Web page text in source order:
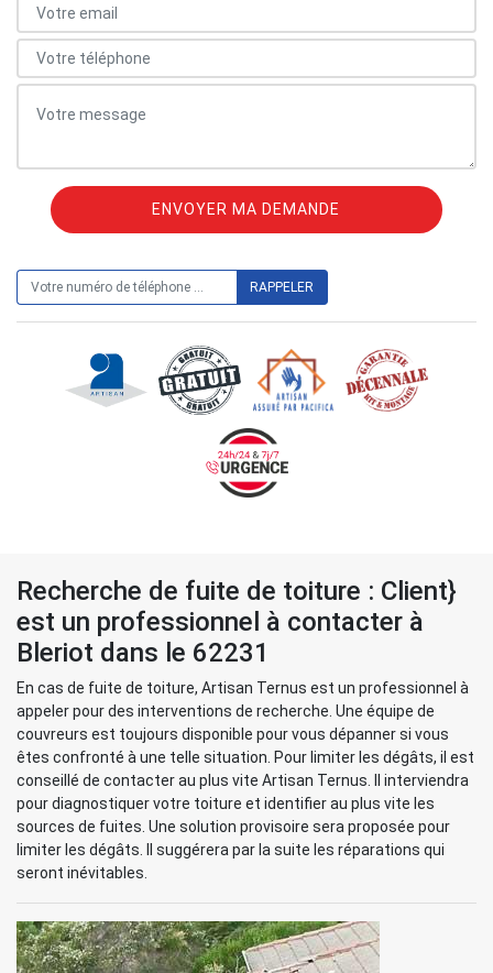
Recherche de fuite de toiture : Client}
est un professionnel à contacter à
Bleriot dans le 62231
En cas de fuite de toiture, Artisan Ternus est un professionnel à
appeler pour des interventions de recherche. Une équipe de
couvreurs est toujours disponible pour vous dépanner si vous
êtes confronté à une telle situation. Pour limiter les dégâts, il est
conseillé de contacter au plus vite Artisan Ternus. Il interviendra
pour diagnostiquer votre toiture et identifier au plus vite les
sources de fuites. Une solution provisoire sera proposée pour
limiter les dégâts. Il suggérera par la suite les réparations qui
seront inévitables.